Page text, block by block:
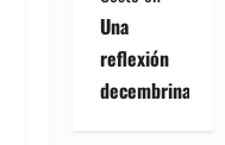
Una
reflexión
decembrina